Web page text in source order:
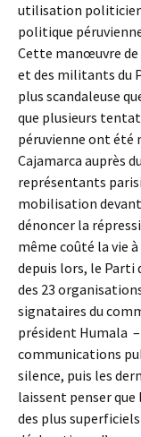
utilisation
politique
Cette manœuvre
et des militants du
plus scandaleuse
que plusieurs
péruvienne ont été
Cajamarca auprès
représentants
mobilisation devant
dénoncer la
même coûté la vie
depuis lors, le Parti
des 23
signataires du
président Humala
communications
silence, puis les
laissent penser
des plus